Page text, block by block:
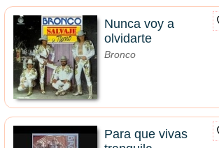
Nunca voy a
olvidarte
Bronco
Para que vivas